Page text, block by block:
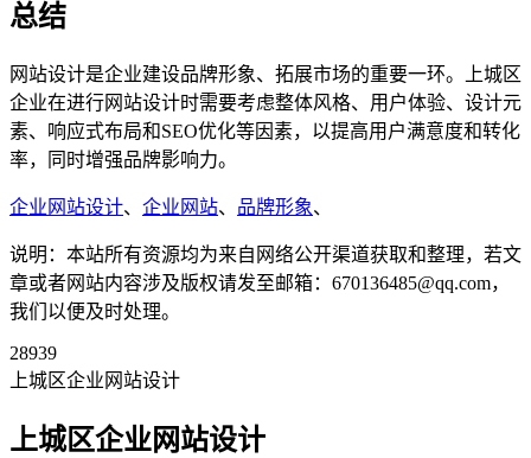
总结
网站设计是企业建设品牌形象、拓展市场的重要一环。上城区
企业在进行网站设计时需要考虑整体风格、用户体验、设计元
素、响应式布局和SEO优化等因素，以提高用户满意度和转化
率，同时增强品牌影响力。
企业网站设计、 企业网站、 品牌形象、
说明：本站所有资源均为来自网络公开渠道获取和整理，若文
章或者网站内容涉及版权请发至邮箱：670136485@qq.com，
我们以便及时处理。
28939
上城区企业网站设计
上城区企业网站设计